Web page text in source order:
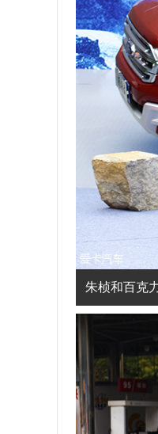
朱桢和百克